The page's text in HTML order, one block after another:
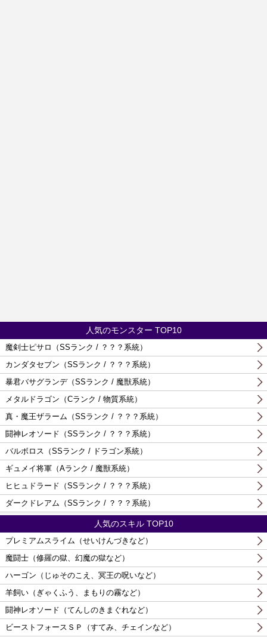
人気のモンスター TOP10
魔剣士ピサロ（SSランク / ？？？系統）
カンダタセブン（SSランク / ？？？系統）
暴君バサグランデ（SSランク / 魔獣系統）
メタルドラゴン（Cランク / 物質系統）
真・魔王ザラーム（SSランク / ？？？系統）
闘神レオソード（SSランク / ？？？系統）
バルボロス（SSランク / ドラゴン系統）
ギュメイ将軍（Aランク / 魔獣系統）
ヒヒュドラード（SSランク / ？？？系統）
ダークドレアム（SSランク / ？？？系統）
人気のスキル TOP10
プレミアムスライム（せいけんづきなど）
魔闘士（修羅の獄、幻魔の獄など）
ハーゴン（じゅそのこえ、冥王の呪いなど）
羊飼い（ぎゃくふう、まもりの霧など）
闘神レオソード（てんしのきまぐれなど）
ビーストフォースＳＰ（すてみ、チェインなど）